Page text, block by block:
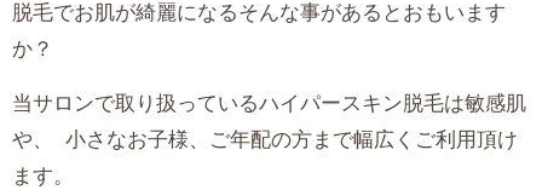
脱毛でお肌が綺麗になるそんな事があるとおもいます
か？ ‎ ‎ ‎ ‎ ‎ ‎ ‎ ‎
当サロンで取り扱っているハイパースキン脱毛は敏感肌
や、‎ ‎ 小さなお子様、ご年配の方まで幅広くご利用頂け
ます。 ‎ ‎ ‎ ‎ ‎ ‎ ‎ ‎